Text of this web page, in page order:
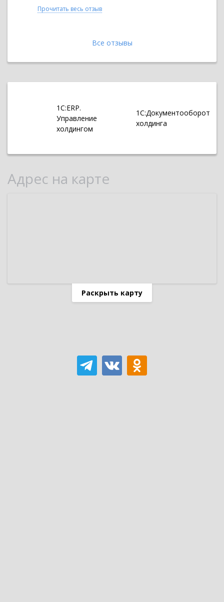
Прочитать весь отзыв
Все отзывы
1С:ERP.
Управление
холдингом
1С:Документооборот
холдинга
Адрес на карте
Раскрыть карту